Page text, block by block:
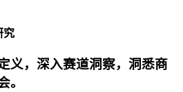
究
义，深入赛道洞察，洞悉商
。